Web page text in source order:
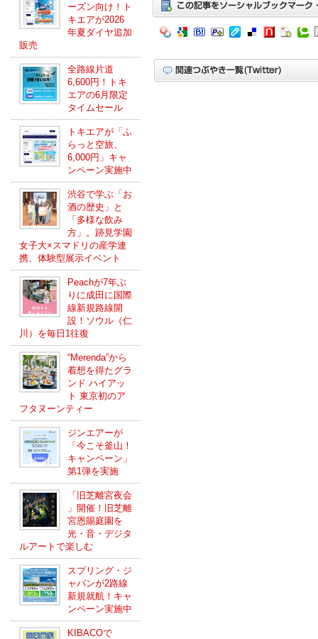
ーズン向け！ト
キエアが2026
年夏ダイヤ追加
販売
全路線片道
6,600円！トキ
エアの6月限定
タイムセール
トキエアが「ふ
らっと空旅、
6,000円」キャ
ンペーン実施中
渋谷で学ぶ「お
酒の歴史」と
「多様な飲み
方」。跡見学園
女子大×スマドリの産学連
携、体験型展示イベント
Peachが7年ぶ
りに成田に国際
線新規路線開
設！ソウル（仁
川）を毎日1往復
“Merenda”から
着想を得たグラ
ンド ハイアッ
ト 東京初のア
フタヌーンティー
ジンエアーが
「今こそ釜山！
キャンペーン」
第1弾を実施
「旧芝離宮夜会
」開催！旧芝離
宮恩賜庭園を
光・音・デジタ
ルアートで楽しむ
スプリング・ジ
ャパンが2路線
新規就航！キャ
ンペーン実施中
KIBACOで